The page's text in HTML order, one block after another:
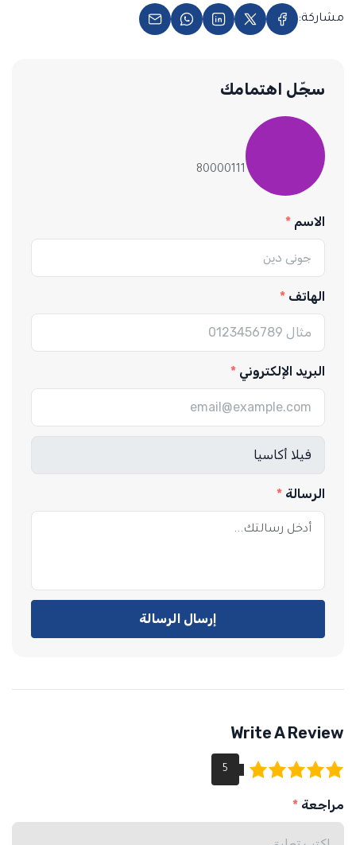
مشاركة:
سجّل اهتمامك
80000111
الاسم
الهاتف
البريد الإلكتروني
الرسالة
إرسال الرسالة
Write A Review
مراجعة